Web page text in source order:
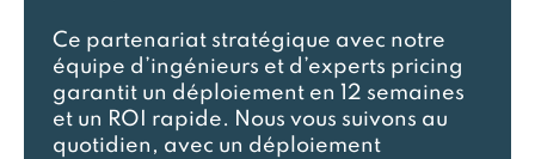
Ce partenariat stratégique avec notre
équipe d’ingénieurs et d’experts pricing
garantit un déploiement en 12 semaines
et un ROI rapide. Nous vous suivons au
quotidien, avec un déploiement